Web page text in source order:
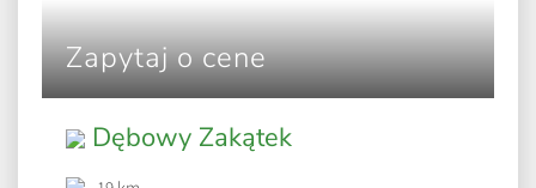
Zapytaj o cene
Dębowy Zakątek